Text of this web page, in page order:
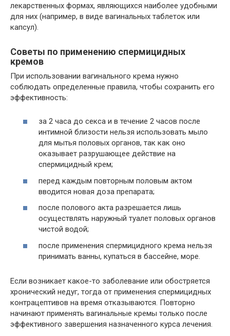
лекарственных формах, являющихся наиболее удобными
для них (например, в виде вагинальных таблеток или
капсул).
Советы по применению спермицидных
кремов
При использовании вагинального крема нужно
соблюдать определенные правила, чтобы сохранить его
эффективность:
за 2 часа до секса и в течение 2 часов после
интимной близости нельзя использовать мыло
для мытья половых органов, так как оно
оказывает разрушающее действие на
спермицидный крем;
перед каждым повторным половым актом
вводится новая доза препарата;
после полового акта разрешается лишь
осуществлять наружный туалет половых органов
чистой водой;
после применения спермицидного крема нельзя
принимать ванны, купаться в бассейне, море.
Если возникает какое-то заболевание или обостряется
хронический недуг, тогда от применения спермицидных
контрацептивов на время отказываются. Повторно
начинают применять вагинальные кремы только после
эффективного завершения назначенного курса лечения.